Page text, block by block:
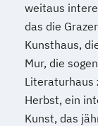
Russisch
weitaus
das die
Kunsthaus,
Mur, die
Literaturhaus
Herbst, ein
Kunst, das